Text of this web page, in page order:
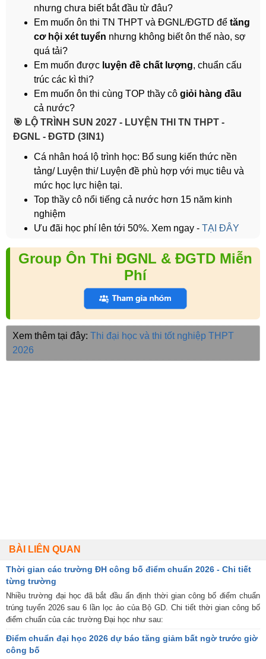
nhưng chưa biết bắt đầu từ đâu?
Em muốn ôn thi TN THPT và ĐGNL/ĐGTD để tăng
cơ hội xét tuyển nhưng không biết ôn thế nào, sợ
quá tải?
Em muốn được luyện đề chất lượng, chuẩn cấu
trúc các kì thi?
Em muốn ôn thi cùng TOP thầy cô giỏi hàng đầu
cả nước?
️🎯 LỘ TRÌNH SUN 2027 - LUYỆN THI TN THPT -
ĐGNL - ĐGTD (3IN1)
Cá nhân hoá lộ trình học: Bổ sung kiến thức nền
tảng/ Luyện thi/ Luyện đề phù hợp với mục tiêu và
mức học lực hiện tại.
Top thầy cô nổi tiếng cả nước hơn 15 năm kinh
nghiệm
Ưu đãi học phí lên tới 50%. Xem ngay - TẠI ĐÂY
Group Ôn Thi ĐGNL & ĐGTD Miễn
Phí
Xem thêm tại đây: Thi đại học và thi tốt nghiệp THPT
2026
BÀI LIÊN QUAN
Thời gian các trường ĐH công bố điểm chuẩn 2026 - Chi tiết
từng trường
Nhiều trường đại học đã bắt đầu ấn định thời gian công bố điểm chuẩn
trúng tuyển 2026 sau 6 lần lọc ảo của Bộ GD. Chi tiết thời gian công bố
điểm chuẩn của các trường Đại học như sau:
Điểm chuẩn đại học 2026 dự báo tăng giảm bất ngờ trước giờ
công bố